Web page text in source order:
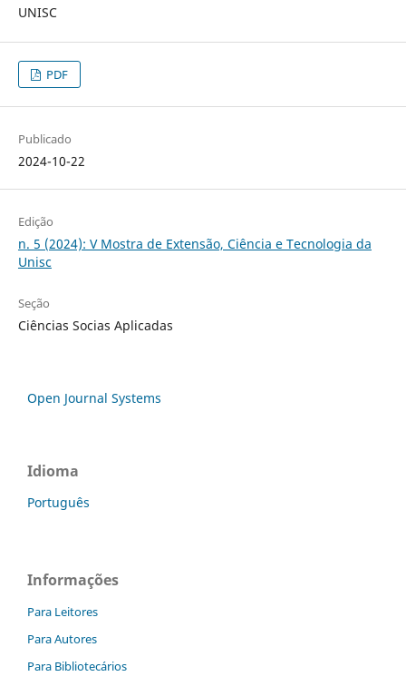
UNISC
PDF
Publicado
2024-10-22
Edição
n. 5 (2024): V Mostra de Extensão, Ciência e Tecnologia da
Unisc
Seção
Ciências Socias Aplicadas
Open Journal Systems
Idioma
Português
Informações
Para Leitores
Para Autores
Para Bibliotecários